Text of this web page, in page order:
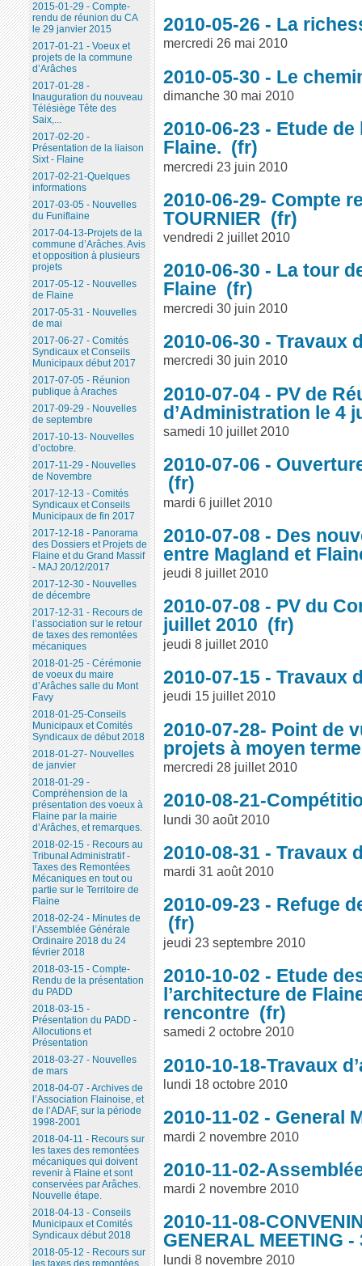
2010-05-26 - La
mercredi 26 mai 2010
2010-05-30 - Le
dimanche 30 mai 2010
2010-06-23 - Etude de
Flaine.
mercredi 23 juin 2010
2010-06-29- Compte
TOURNIER
vendredi 2 juillet 2010
2010-06-30 - La tour
Flaine
mercredi 30 juin 2010
2010-06-30 - Travaux
mercredi 30 juin 2010
2010-07-04 - PV de
d’Administration le 4
samedi 10 juillet 2010
2010-07-06 -
mardi 6 juillet 2010
2010-07-08 - Des
entre Magland et
jeudi 8 juillet 2010
2010-07-08 - PV du
juillet 2010
jeudi 8 juillet 2010
2010-07-15 - Travaux
jeudi 15 juillet 2010
2010-07-28- Point de
projets à moyen
mercredi 28 juillet 2010
2010-08-21-
lundi 30 août 2010
2010-08-31 - Travaux
mardi 31 août 2010
2010-09-23 - Refuge
jeudi 23 septembre 2010
2010-10-02 - Etude
l’architecture de
rencontre
samedi 2 octobre 2010
2010-10-18-Travaux
lundi 18 octobre 2010
2010-11-02 - General
mardi 2 novembre 2010
2010-11-02-
mardi 2 novembre 2010
2010-11-08-
GENERAL MEETING
lundi 8 novembre 2010
2015-01-29 - Compte-
rendu de réunion du CA
le 29 janvier 2015
2017-01-21 - Voeux et
projets de la commune
d’Arâches
2017-01-28 -
Inauguration du nouveau
Télésiège Tête des
Saix,...
2017-02-20 -
Présentation de la liaison
Sixt - Flaine
2017-02-21-Quelques
informations
2017-03-05 - Nouvelles
du Funiflaine
2017-04-13-Projets de la
commune d’Arâches. Avis
et opposition à plusieurs
projets
2017-05-12 - Nouvelles
de Flaine
2017-05-31 - Nouvelles
de mai
2017-06-27 - Comités
Syndicaux et Conseils
Municipaux début 2017
2017-07-05 - Réunion
publique à Araches
2017-09-29 - Nouvelles
de septembre
2017-10-13- Nouvelles
d’octobre.
2017-11-29 - Nouvelles
de Novembre
2017-12-13 - Comités
Syndicaux et Conseils
Municipaux de fin 2017
2017-12-18 - Panorama
des Dossiers et Projets de
Flaine et du Grand Massif
- MAJ 20/12/2017
2017-12-30 - Nouvelles
de décembre
2017-12-31 - Recours de
l’association sur le retour
de taxes des remontées
mécaniques
2018-01-25 - Cérémonie
de voeux du maire
d’Arâches salle du Mont
Favy
2018-01-25-Conseils
Municipaux et Comités
Syndicaux de début 2018
2018-01-27- Nouvelles
de janvier
2018-01-29 -
Compréhension de la
présentation des voeux à
Flaine par la mairie
d’Arâches, et remarques.
2018-02-15 - Recours au
Tribunal Administratif -
Taxes des Remontées
Mécaniques en tout ou
partie sur le Territoire de
Flaine
2018-02-24 - Minutes de
l’Assemblée Générale
Ordinaire 2018 du 24
février 2018
2018-03-15 - Compte-
Rendu de la présentation
du PADD
2018-03-15 -
Présentation du PADD -
Allocutions et
Présentation
2018-03-27 - Nouvelles
de mars
2018-04-07 - Archives de
l’Association Flainoise, et
de l’ADAF, sur la période
1998-2001
2018-04-11 - Recours sur
les taxes des remontées
mécaniques qui doivent
revenir à Flaine et sont
conservées par Arâches.
Nouvelle étape.
2018-04-13 - Conseils
Municipaux et Comités
Syndicaux début 2018
2018-05-12 - Recours sur